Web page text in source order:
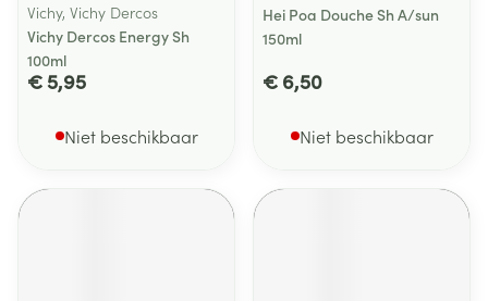
Vichy, Vichy Dercos
Vichy Dercos Energy Sh
100ml
€ 5,95
Niet beschikbaar
Hei Poa Douche Sh A/sun
150ml
€ 6,50
Niet beschikbaar